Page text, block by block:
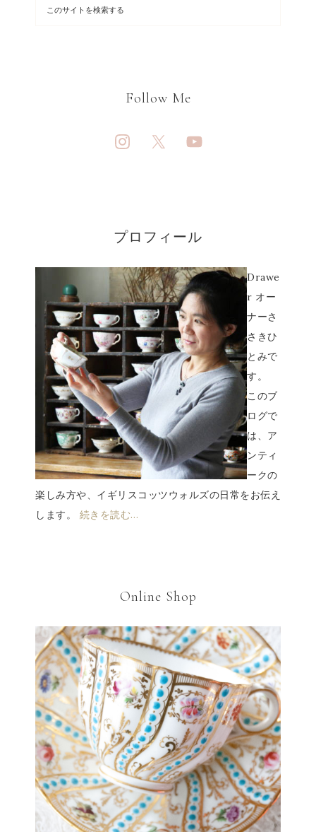
Follow Me
プロフィール
Drawe
r オー
ナーさ
さきひ
とみで
す。
このブ
ログで
は、ア
ンティ
ークの
楽しみ方や、イギリスコッツウォルズの日常をお伝え
します。 続きを読む…
Online Shop